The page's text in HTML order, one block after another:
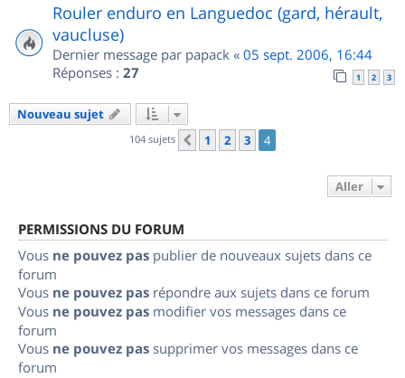
Rouler enduro en Languedoc (gard, hérault,
vaucluse)
Dernier message par papack « 05 sept. 2006, 16:44
Réponses : 27 1 2 3
Nouveau sujet
104 sujets Précédent
1 2 3 4
Aller
PERMISSIONS DU FORUM
Vous ne pouvez pas publier de nouveaux sujets dans ce
forum
Vous ne pouvez pas répondre aux sujets dans ce forum
Vous ne pouvez pas modifier vos messages dans ce
forum
Vous ne pouvez pas supprimer vos messages dans ce
forum